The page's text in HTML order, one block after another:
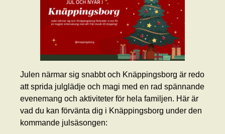
Julen närmar sig snabbt och Knäppingsborg är redo
att sprida julglädje och magi med en rad spännande
evenemang och aktiviteter för hela familjen. Här är
vad du kan förvänta dig i Knäppingsborg under den
kommande julsäsongen: